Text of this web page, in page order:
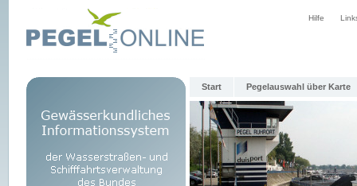
Hilfe
Start Pegelauswahl über Karte